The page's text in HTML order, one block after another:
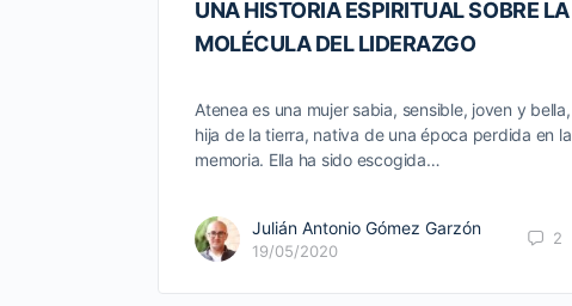
UNA HISTORIA ESPIRITUAL SOBRE LA
MOLÉCULA DEL LIDERAZGO
Atenea es una mujer sabia, sensible, joven y bella,
hija de la tierra, nativa de una época perdida en la
memoria. Ella ha sido escogida…
Julián Antonio Gómez Garzón
19/05/2020
2